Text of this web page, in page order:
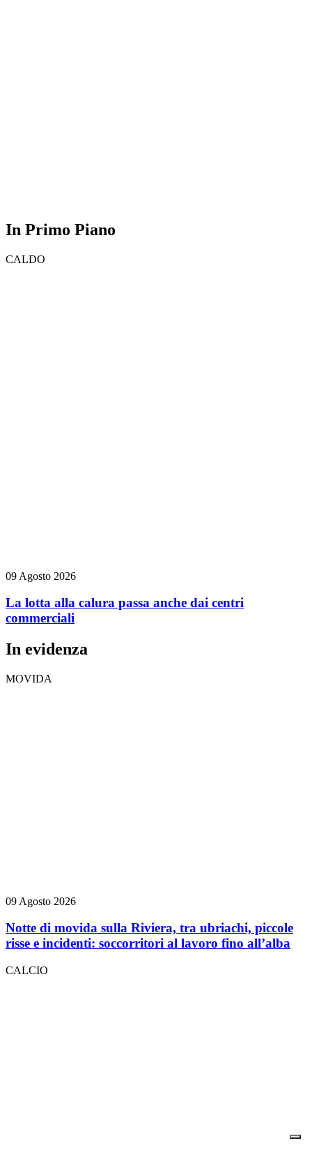
In Primo Piano
CALDO
09 Agosto 2026
La lotta alla calura passa anche dai centri
commerciali
In evidenza
MOVIDA
09 Agosto 2026
Notte di movida sulla Riviera, tra ubriachi, piccole
risse e incidenti: soccorritori al lavoro fino all’alba
CALCIO